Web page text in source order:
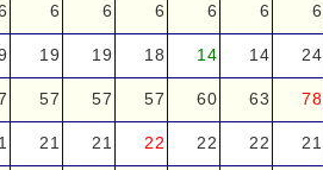
6 6 6 6 6 6
19 19 18 14 14 24
57 57 57 60 63 78
21 21 22 22 22 21